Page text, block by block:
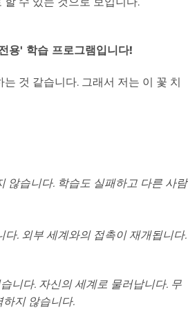
용' 학습 프로그램입니다!
것 같습니다. 그래서 저는 이 꽃 치
않습니다. 학습도 실패하고 다른 사람
. 외부 세계와의 접촉이 재개됩니다.
니다. 자신의 세계로 물러납니다. 무
지 않습니다.